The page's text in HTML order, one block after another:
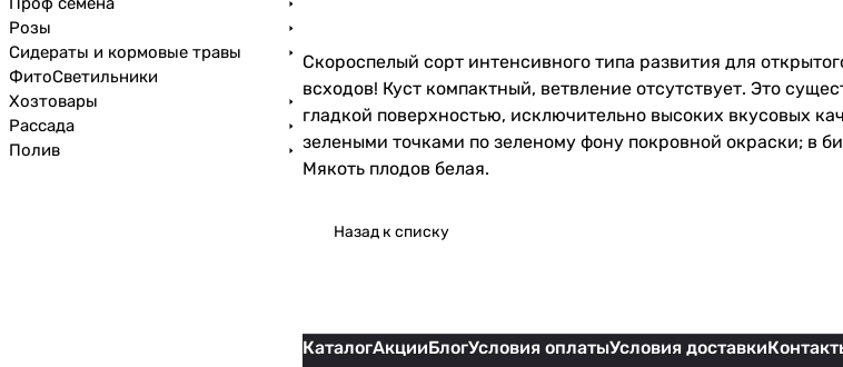
Скороспелый сорт интенсивного типа развития для
всходов! Куст компактный, ветвление отсутствует. Это
гладкой поверхностью, исключительно высоких вкусовых
зелеными точками по зеленому фону покровной окраски; в
Мякоть плодов белая.
Назад к списку
КаталогАкцииБлогУсловия оплатыУсловия доставки
Розы
Сидераты и кормовые травы
ФитоСветильники
Хозтовары
Рассада
Полив